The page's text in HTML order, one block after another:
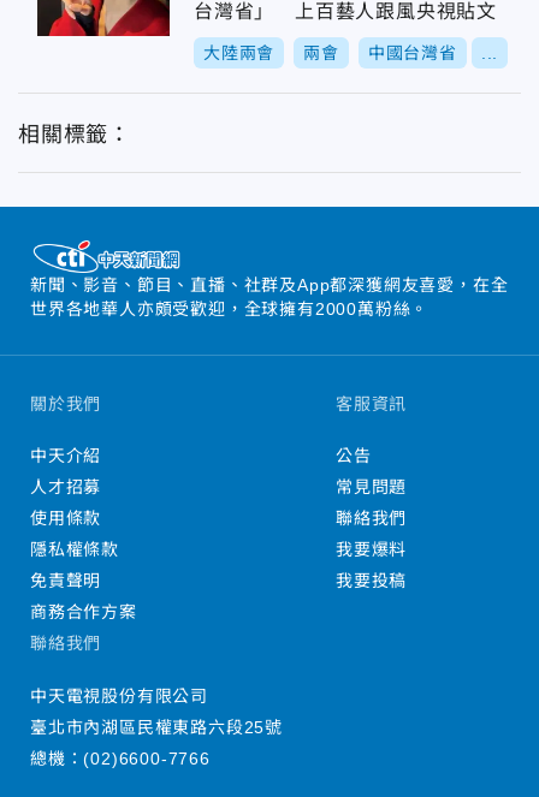
台灣省」 上百藝人跟風央視貼文
大陸兩會 兩會 中國台灣省
相關標籤：
新聞、影音、節目、直播、社群及App都深獲網友喜愛，在全
世界各地華人亦頗受歡迎，全球擁有2000萬粉絲。
關於我們
中天介紹
人才招募
使用條款
隱私權條款
免責聲明
商務合作方案
客服資訊
公告
常見問題
聯絡我們
我要爆料
我要投稿
聯絡我們
中天電視股份有限公司
臺北市內湖區民權東路六段25號
總機：(02)6600-7766